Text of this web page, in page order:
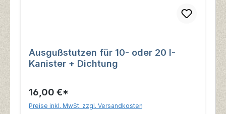
Ausgußstutzen für 10- oder 20 l-
Kanister + Dichtung
16,00 €*
Preise inkl. MwSt. zzgl. Versandkosten